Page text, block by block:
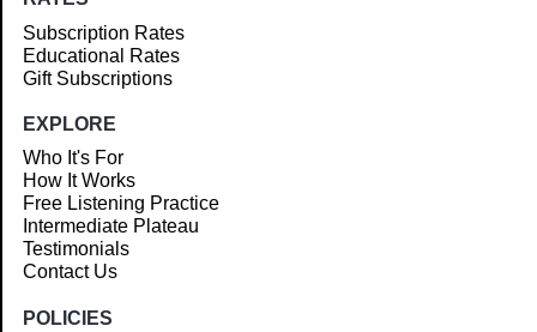
Subscription Rates
Educational Rates
Gift Subscriptions
EXPLORE
Who It's For
How It Works
Free Listening Practice
Intermediate Plateau
Testimonials
Contact Us
POLICIES